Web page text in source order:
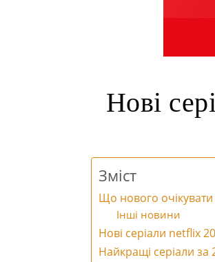
Нові
Зміст
Що нового очікувати
Інші новини
Нові серіали netflix
Найкращі серіали за